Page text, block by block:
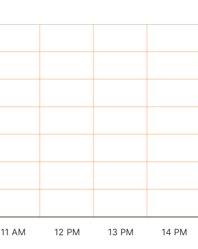
11 AM 12 PM 13 PM 14 PM